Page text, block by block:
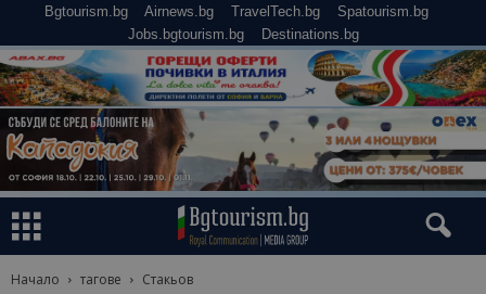
Bgtourism.bg Airnews.bg TravelTech.bg
Spatourism.bg
Jobs.bgtourism.bg
Destinations.bg
Начало тагове Стакьов